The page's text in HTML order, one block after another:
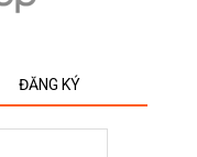
ĐĂNG KÝ